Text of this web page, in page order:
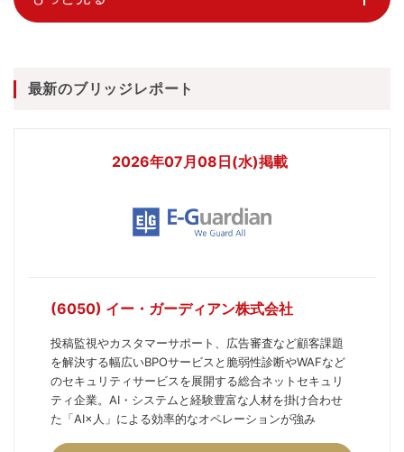
最新のブリッジレポート
2026年07月08日(水)掲載
(6050) イー・ガーディアン株式会社
投稿監視やカスタマーサポート、広告審査など顧客課題
を解決する幅広いBPOサービスと脆弱性診断やWAFなど
のセキュリティサービスを展開する総合ネットセキュリ
ティ企業。AI・システムと経験豊富な人材を掛け合わせ
た「AI×人」による効率的なオペレーションが強み